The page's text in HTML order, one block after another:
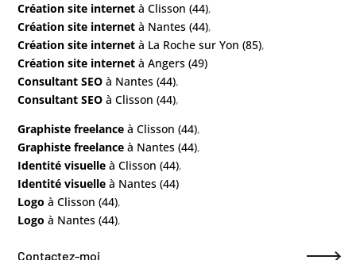
Création site internet à Clisson (44),
Création site internet à Nantes (44),
Création site internet à La Roche sur Yon (85),
Création site internet à Angers (49)
Consultant SEO à Nantes (44),
Consultant SEO à Clisson (44),
Graphiste freelance à Clisson (44),
Graphiste freelance à Nantes (44),
Identité visuelle à Clisson (44),
Identité visuelle à Nantes (44)
Logo à Clisson (44),
Logo à Nantes (44),
Contactez-moi